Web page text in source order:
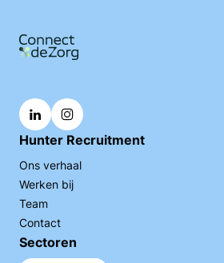
Hunter Recruitment
Ons verhaal
Werken bij
Team
Contact
Sectoren